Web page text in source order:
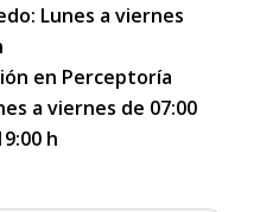
Lunes a viernes
en Perceptoría
a viernes de 07:00
h